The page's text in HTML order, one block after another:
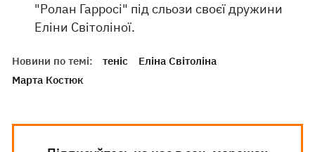
"Ролан Гарросі" під сльози своєї дружини
Еліни Світоліної.
Новини по темі: теніс
Еліна Світоліна
Марта Костюк